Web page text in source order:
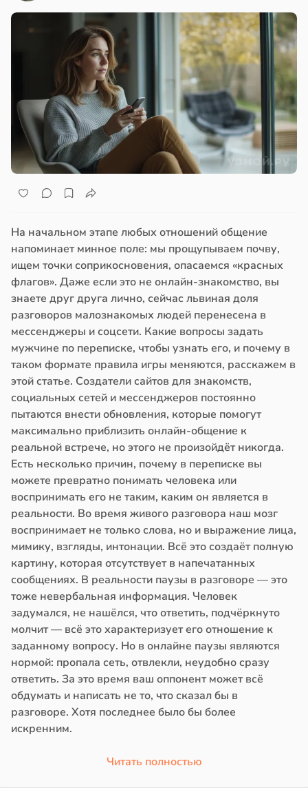
На начальном этапе любых отношений общение
напоминает минное поле: мы прощупываем почву,
ищем точки соприкосновения, опасаемся «красных
флагов». Даже если это не онлайн-знакомство, вы
знаете друг друга лично, сейчас львиная доля
разговоров малознакомых людей перенесена в
мессенджеры и соцсети. Какие вопросы задать
мужчине по переписке, чтобы узнать его, и почему в
таком формате правила игры меняются, расскажем в
этой статье. Создатели сайтов для знакомств,
социальных сетей и мессенджеров постоянно
пытаются внести обновления, которые помогут
максимально приблизить онлайн-общение к
реальной встрече, но этого не произойдёт никогда.
Есть несколько причин, почему в переписке вы
можете превратно понимать человека или
воспринимать его не таким, каким он является в
реальности. Во время живого разговора наш мозг
воспринимает не только слова, но и выражение лица,
мимику, взгляды, интонации. Всё это создаёт полную
картину, которая отсутствует в напечатанных
сообщениях. В реальности паузы в разговоре — это
тоже невербальная информация. Человек
задумался, не нашёлся, что ответить, подчёркнуто
молчит — всё это характеризует его отношение к
заданному вопросу. Но в онлайне паузы являются
нормой: пропала сеть, отвлекли, неудобно сразу
ответить. За это время ваш оппонент может всё
обдумать и написать не то, что сказал бы в
разговоре. Хотя последнее было бы более
искренним.
Читать полностью